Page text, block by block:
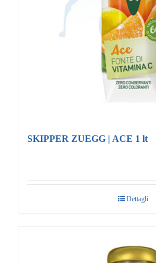
SKIPPER ZUEGG | ACE 1 lt
Dettagli